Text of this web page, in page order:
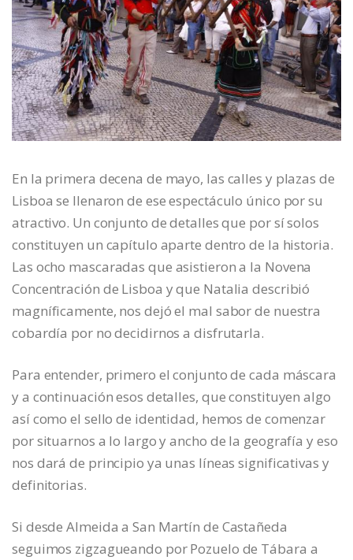
En la primera decena de mayo, las calles y plazas de
Lisboa se llenaron de ese espectáculo único por su
atractivo. Un conjunto de detalles que por sí solos
constituyen un capítulo aparte dentro de la historia.
Las ocho mascaradas que asistieron a la Novena
Concentración de Lisboa y que Natalia describió
magníficamente, nos dejó el mal sabor de nuestra
cobardía por no decidirnos a disfrutarla.
Para entender, primero el conjunto de cada máscara
y a continuación esos detalles, que constituyen algo
así como el sello de identidad, hemos de comenzar
por situarnos a lo largo y ancho de la geografía y eso
nos dará de principio ya unas líneas significativas y
definitorias.
Si desde Almeida a San Martín de Castañeda
seguimos zigzagueando por Pozuelo de Tábara a